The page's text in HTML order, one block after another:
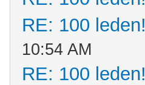
RE: 100 leden!
10:54 AM
RE: 100 leden!